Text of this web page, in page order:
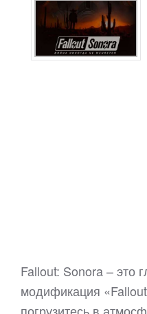
Fallout: Sonora – это
модификация